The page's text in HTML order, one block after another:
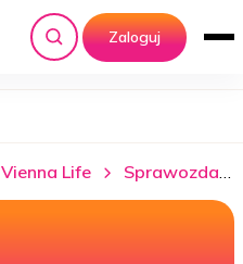
Szukaj
Zaloguj
Vienna Life Sprawozdania i raporty